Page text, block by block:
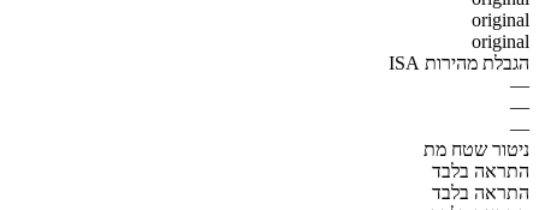
original
original
הגבלת מהירות ISA
—
—
—
ניטור שטח מת
התראה בלבד
התראה בלבד